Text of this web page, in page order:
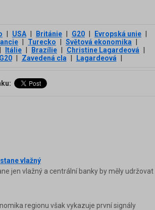
| USA | Británie | G20 | Evropská unie |
| Turecko | Světová ekonomika |
| Itálie | Brazílie | Christine Lagardeová |
| Zavedená cla | Lagardeová |
vlažný
jen vlažný a centrální banky by měly udržovat
regionu však vykazuje první signály